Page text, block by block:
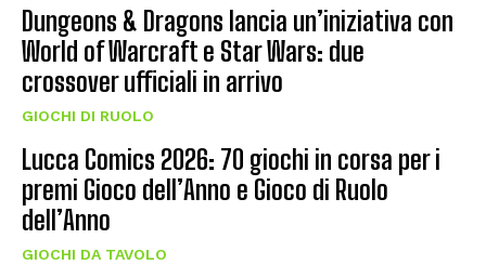
Dungeons & Dragons lancia un’iniziativa con
World of Warcraft e Star Wars: due
crossover ufficiali in arrivo
GIOCHI DI RUOLO
Lucca Comics 2026: 70 giochi in corsa per i
premi Gioco dell’Anno e Gioco di Ruolo
dell’Anno
GIOCHI DA TAVOLO